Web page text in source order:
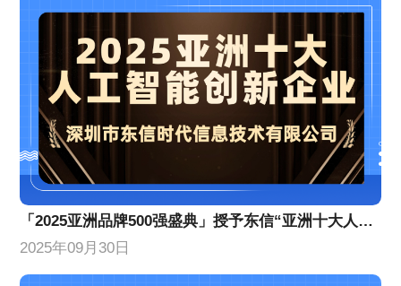
「2025亚洲品牌500强盛典」授予东信“亚洲十大人工智能创新企业”
2025年09月30日